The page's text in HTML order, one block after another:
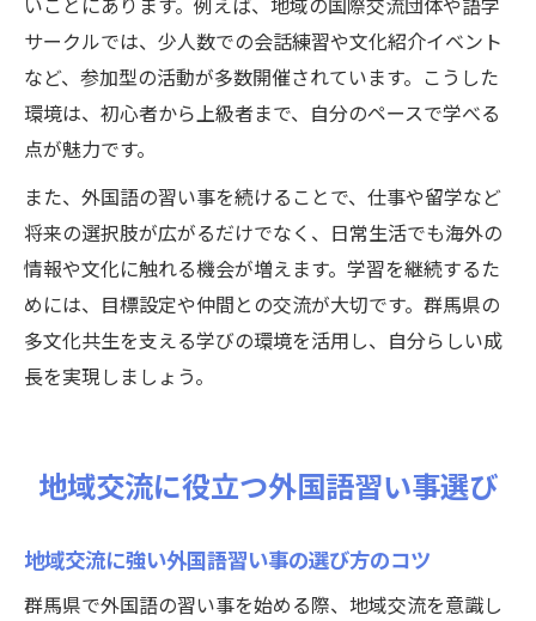
サークルでは、少人数での会話練習や文化紹介イベント
など、参加型の活動が多数開催されています。こうした
環境は、初心者から上級者まで、自分のペースで学べる
点が魅力です。
また、外国語の習い事を続けることで、仕事や留学など
将来の選択肢が広がるだけでなく、日常生活でも海外の
情報や文化に触れる機会が増えます。学習を継続するた
めには、目標設定や仲間との交流が大切です。群馬県の
多文化共生を支える学びの環境を活用し、自分らしい成
長を実現しましょう。
地域交流に役立つ外国語習い事選び
地域交流に強い外国語習い事の選び方のコツ
群馬県で外国語の習い事を始める際、地域交流を意識し